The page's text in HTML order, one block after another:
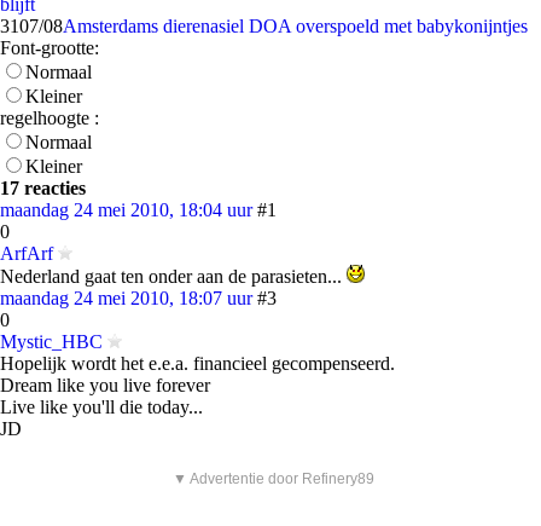
blijft
3107/08Amsterdams dierenasiel DOA overspoeld met babykonijntjes
Font-grootte:
Normaal
Kleiner
regelhoogte :
Normaal
Kleiner
17 reacties
maandag 24 mei 2010, 18:04 uur #1
0
ArfArf
Nederland gaat ten onder aan de parasieten...
maandag 24 mei 2010, 18:07 uur #3
0
Mystic_HBC
Hopelijk wordt het e.e.a. financieel gecompenseerd.
Dream like you live forever
Live like you'll die today...
JD
▼ Advertentie door Refinery89